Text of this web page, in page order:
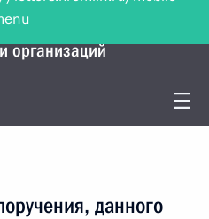
работе с
организаций
данного